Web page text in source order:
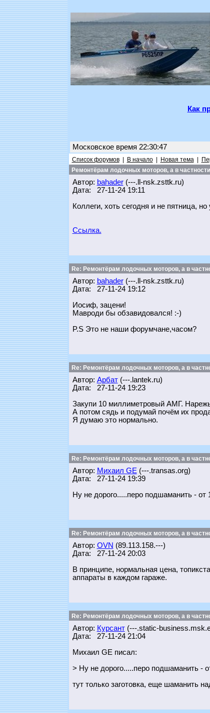
Как
Московское время 22:30:47
Список форумов| В начало| Новая тема|
Ремонтёрам лодочных моторов, а в
Автор: bahader(---.ll-nsk.zsttk.ru)
Дата: 27-11-24 19:11
Коллеги, хоть сегодня и не пятница,
Ссылка.
Re: Ремонтёрам лодочных моторов, а в
Автор: bahader(---.ll-nsk.zsttk.ru)
Дата: 27-11-24 19:12
Иосиф, зацени!
Мавроди бы обзавидовался! :-)
P.S Это не наши форумчане,часом?
Re: Ремонтёрам лодочных моторов, а в
Автор: Арбат(---.lantek.ru)
Дата: 27-11-24 19:23
Закупи 10 миллиметровый АМГ.
А потом сядь и подумай почём их
Я думаю это нормально.
Re: Ремонтёрам лодочных моторов, а в
Автор: Михаил GE (---.transas.org)
Дата: 27-11-24 19:39
Ну не дорого.....перо подшаманить - от
Re: Ремонтёрам лодочных моторов, а в
Автор: OVN (89.113.158.---)
Дата: 27-11-24 20:03
В принципе, нормальная цена,
аппараты в каждом гараже.
Re: Ремонтёрам лодочных моторов, а в
Автор: Курсант(---.static-
Дата: 27-11-24 21:04
Михаил GE писал:
> Ну не дорого.....перо подшаманить -
тут только заготовка, еще шаманить